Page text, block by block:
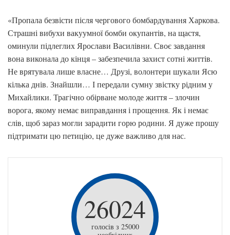
«Пропала безвісти після чергового бомбардування Харкова.
Страшні вибухи вакуумної бомби окупантів, на щастя,
оминули підлеглих Ярослави Василівни. Своє завдання
вона виконала до кінця – забезпечила захист сотні життів.
Не врятувала лише власне… Друзі, волонтери шукали Ясю
кілька днів. Знайшли… І передали сумну звістку рідним у
Михайлики. Трагічно обірване молоде життя – злочин
ворога, якому немає виправдання і прощення. Як і немає
слів, щоб зараз могли зарадити горю родини. Я дуже прошу
підтримати цю петицію, це дуже важливо для нас.
26024
голосів з 25000